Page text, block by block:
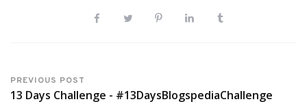
PREVIOUS POST
13 Days Challenge - #13DaysBlogspediaChallenge